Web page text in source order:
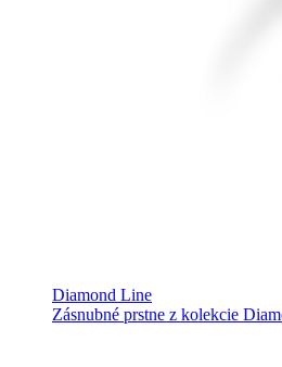
Diamond Line
Zásnubné prstne z kolekcie